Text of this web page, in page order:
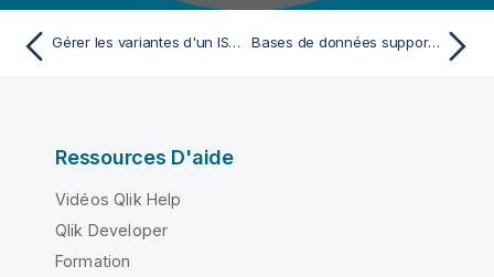
Gérer les variantes d'un ISO ou obtenir la valeur d'un ISO à partir d'un texte multilingue Bases de données supportées ou systèmes métier supportés pour les composants Talend
Ressources D'aide
Vidéos Qlik Help
Qlik Developer
Formation